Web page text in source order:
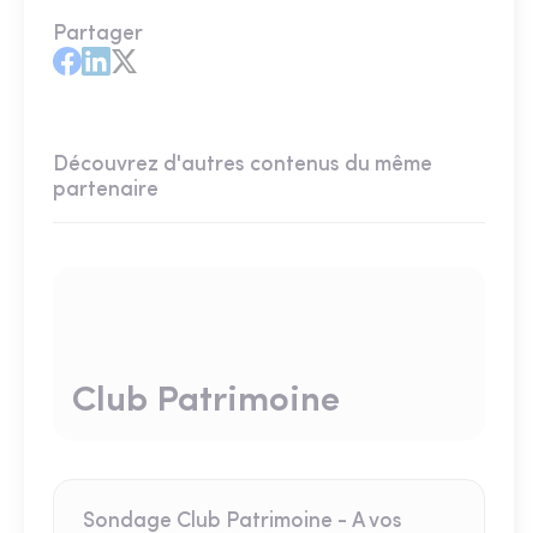
Partager
Découvrez d'autres contenus du même
partenaire
Club Patrimoine
Sondage Club Patrimoine - A vos